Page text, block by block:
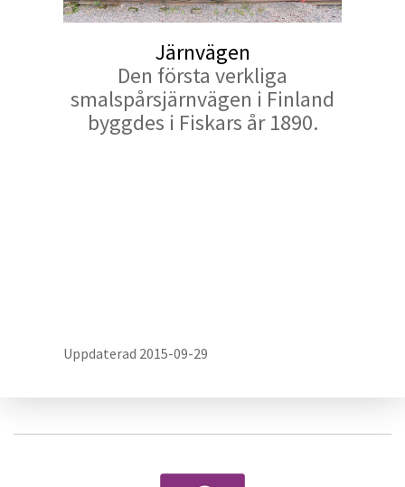
Järnvägen
Den första verkliga
smalspårsjärnvägen i Finland
byggdes i Fiskars år 1890.
Uppdaterad 2015-09-29